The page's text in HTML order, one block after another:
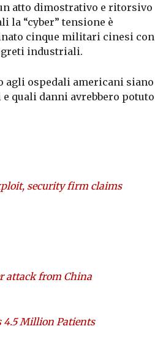
atto dimostrativo e ritorsivo
la “cyber” tensione è
cinque militari cinesi con
industriali.
agli ospedali americani siano
quali danni avrebbero potuto
security firm claims
attack from China
4.5 Million Patients